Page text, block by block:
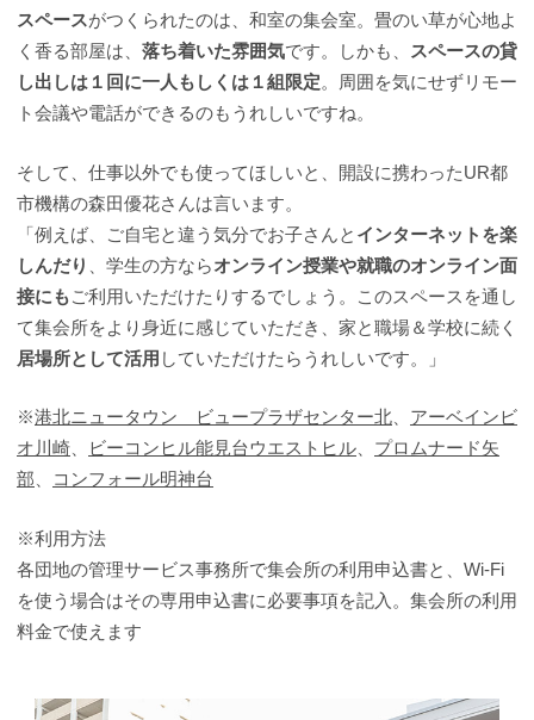
スペースがつくられたのは、和室の集会室。畳のい草が心地よ
く香る部屋は、 落ち着いた雰囲気です。しかも、
スペースの貸
し出しは１回に一人もしくは１組限定。周囲を気にせずリモー
ト会議や電話ができるのもうれしいですね。
そして、仕事以外でも使ってほしいと、開設に携わったUR都
市機構の森田優花さんは言います。
「例えば、ご自宅と違う気分でお子さんと インターネットを楽
しんだり
、学生の方ならオンライン授業や就職のオンライン面
接にもご利用いただけたりするでしょう。このスペースを通し
て集会所をより身近に感じていただき、家と職場＆学校に続く
居場所として活用 していただけたらうれしいです。」
※港北ニュータウン ビュープラザセンター北
アーベインビ
オ川崎
ビーコンヒル能見台ウエストヒル
プロムナード矢
部
コンフォール明神台
※利用方法
各団地の管理サービス事務所で集会所の利用申込書と、Wi-Fi
を使う場合はその専用申込書に必要事項を記入。集会所の利用
料金で使えます